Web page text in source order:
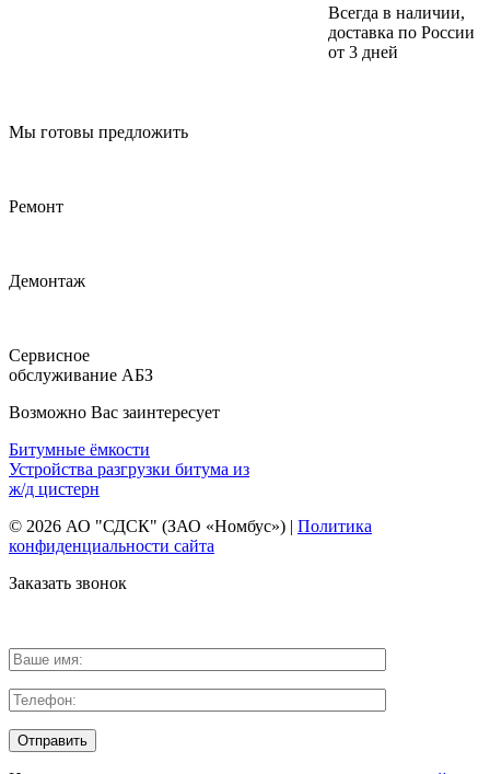
Всегда в наличии,
доставка по России
от 3 дней
Мы готовы предложить
Ремонт
Демонтаж
Сервисное
обслуживание АБЗ
Возможно Вас заинтересует
Битумные ёмкости
Устройства разгрузки битума из
ж/д цистерн
© 2026 АО "СДСК" (ЗАО «Номбус») | Политика
конфиденциальности сайта
Заказать звонок